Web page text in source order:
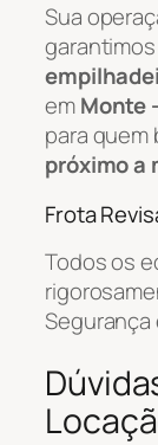
Sua
emMonte
para quem
próximo a
Frota
Todos os
Segurança